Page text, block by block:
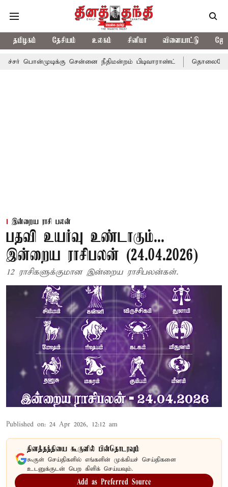
தமிழகம் தேசியம் உலகம் சினிமா விளையாட்டு
சென்னை நீதிமன்றம் பிடிவாராண்ட் தொலைநோக்கு
இன்றைய ராசி பலன்
பதவி உயர்வு உண்டாகும்...
இன்றைய ராசிபலன் (24.04.2026)
12 ராசிகளுக்குமான இன்றைய ராசிபலன்கள்.
Published on: 24 Apr 2026, 12:12 am
தினத்தந்தியை கூகுளில் பின்தொடரவும்
கூகுள் செய்திகளில் எங்களின் முக்கியச் செய்திகளை
உடனுக்குடன் பெற கிளிக் செய்யவும்.
Add as Preferred Source